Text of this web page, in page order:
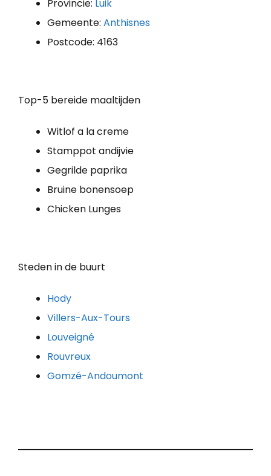
Provincie: Luik
Gemeente: Anthisnes
Postcode: 4163
Top-5 bereide maaltijden
Witlof a la creme
Stamppot andijvie
Gegrilde paprika
Bruine bonensoep
Chicken Lunges
Steden in de buurt
Hody
Villers-Aux-Tours
Louveigné
Rouvreux
Gomzé-Andoumont